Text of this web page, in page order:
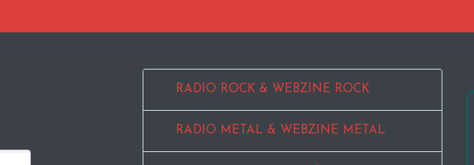
RADIO ROCK & WEBZINE ROCK
RADIO METAL & WEBZINE METAL